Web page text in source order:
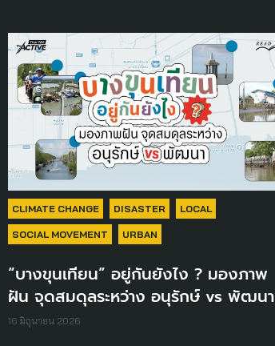
CLIMATE CHANGE DISASTER LOCAL
SOCIAL MOVEMENT URBAN
“บางขุนเทียน” อยู่กันยังไง ? มองภาพ
ฝัน จุดสมดุลระหว่าง อนุรักษ์ vs พัฒนา
16 มิถุนายน 2026